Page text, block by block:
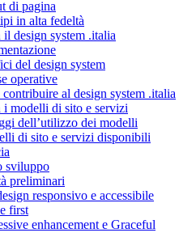
di pagina
in alta fedeltà
design system .italia
del design system
operative
al design system .italia
i modelli di sito e servizi
dell’utilizzo dei modelli
di sito e servizi disponibili
sviluppo
preliminari
responsivo e accessibile
first
enhancement e Graceful